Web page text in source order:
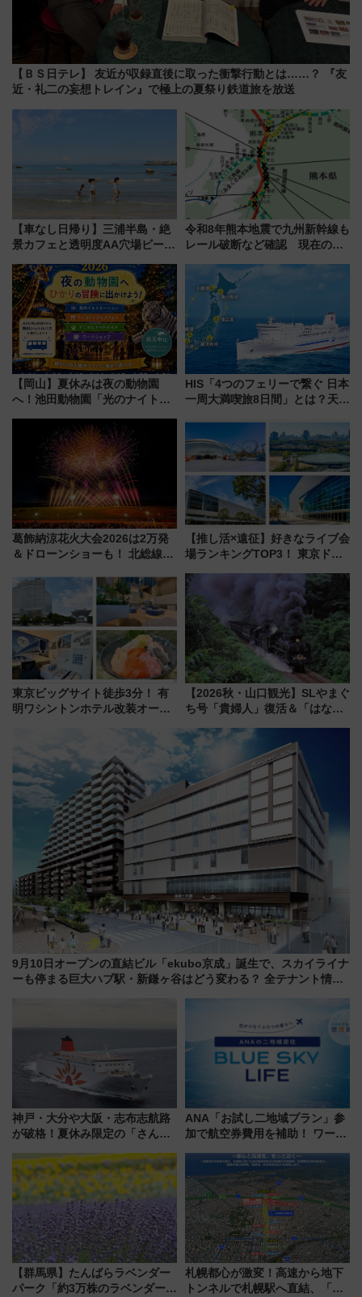
【ＢＳ日テレ】 友近が収録直後に取った衝撃行動とは……？ 『友
近・礼二の妄想トレイン』で極上の夏祭り鉄道旅を放送
【車なし日帰り】三浦半島・絶
景カフェと透明度AA穴場ビーチ
用してストレスフリー旅へ行こ
う！
令和8年熊本地震で九州新幹線も
レール破断など確認 現在の運
【岡山】夏休みは夜の動物園
へ！池田動物園「光のナイトズ
HIS「4つのフェリーで繋ぐ 日本
一周大満喫旅8日間」とは？天橋
の絶景＆限定グルメを網羅！煩
雑な手続きも不要でお手軽に楽
しめるプランが登場
葛飾納涼花火大会2026は2万発
＆ドローンショーも！ 北総線を
車、観覧スポット情報と周辺観
光まとめ（7/28開催）
【推し活×遠征】好きなライブ会
場ランキングTOP3！ 東京ドー
由と交通アクセス術、ライブ会
場に何を求める？
東京ビッグサイト徒歩3分！ 有
明ワシントンホテル改装オープ
ュッフェを現地レポ
【2026秋・山口観光】SLやまぐ
ち号「貴婦人」復活＆「はなあ
注目観光列車まとめ きっぷの取
り方は？
9月10日オープンの直結ビル「ekubo京成」誕生で、スカイライナ
ーも停まる巨大ハブ駅・新鎌ヶ谷はどう変わる？ 全テナント情報
神戸・大分や大阪・志布志航路
が破格！夏休み限定の「さんふ
ート 夕朝食ビュッフェ付きで
快適な船旅はいかが？
ANA「お試し二地域プラン」参
加で航空券費用を補助！ ワーケ
治体は？ 2026年は対象のエリア
が拡大！
【群馬県】たんばらラベンダー
パーク「約3万株のラベンダー」
札幌都心が激変！高速から地下
トンネルで札幌駅へ直結、「創